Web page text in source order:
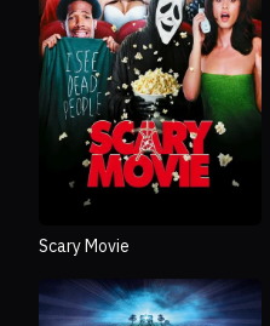
Scary Movie